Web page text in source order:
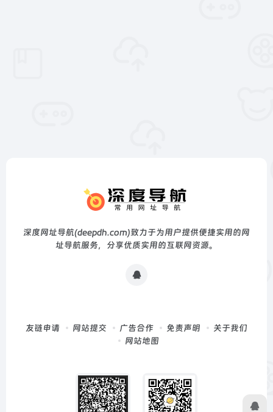
深度网址导航(deepdh.com)致力于为用户提供便捷实用的网
址导航服务，分享优质实用的互联网资源。
友链申请 网站提交 广告合作 免责声明
关于我们
网站地图